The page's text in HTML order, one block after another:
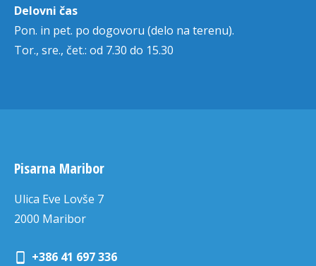
Delovni čas
Pon. in pet. po dogovoru (delo na terenu).
Tor., sre., čet.: od 7.30 do 15.30
Pisarna Maribor
Ulica Eve Lovše 7
2000 Maribor
+386 41 697 336